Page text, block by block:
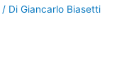
/ Di Giancarlo Biasetti